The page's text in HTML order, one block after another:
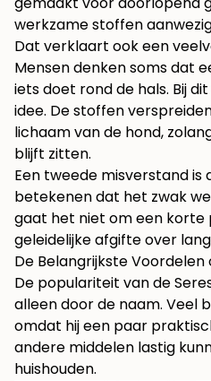
werkzame stoffen
Dat verklaart ook een
Mensen denken soms dat
iets doet rond de hals. Bij
idee. De stoffen
lichaam van de hond,
blijft zitten.
Een tweede misverstand is
betekenen dat het zwak
gaat het niet om een korte
geleidelijke afgifte over
De Belangrijkste Voordelen
De populariteit van de
alleen door de naam. Veel
omdat hij een paar
andere middelen lastig
huishouden.